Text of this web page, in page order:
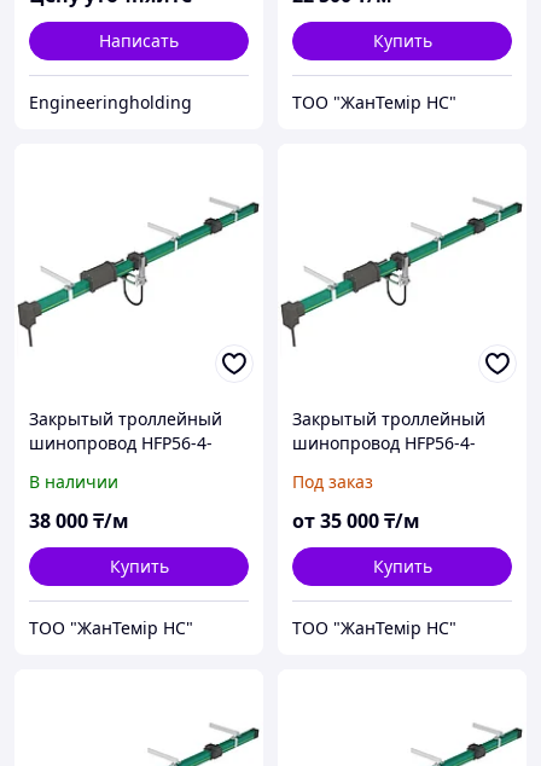
Написать
Engineeringholding
Купить
ТОО "ЖанТемір НС"
Закрытый троллейный
шинопровод HFP56-4-
В наличии
38 000₸/м
Купить
ТОО "ЖанТемір НС"
Закрытый троллейный
шинопровод HFP56-4-
Под заказ
от35 000₸/м
Купить
ТОО "ЖанТемір НС"